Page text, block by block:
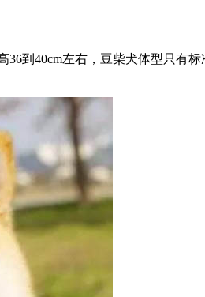
36到40cm左右，豆柴犬体型只